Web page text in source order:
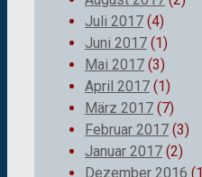
Juli 2017 (4)
Juni 2017 (1)
Mai 2017 (3)
April 2017 (1)
März 2017 (7)
Februar 2017 (3)
Januar 2017 (2)
Dezember 2016